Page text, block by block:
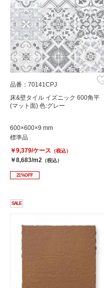
品番：70141CPJ
床&壁タイル イズニック 600角平
(マット面) 色:グレー
600×600×9 mm
標準品
￥9,379/ケース （税込）
￥8,683/m2 （税込）
21%OFF
SALE